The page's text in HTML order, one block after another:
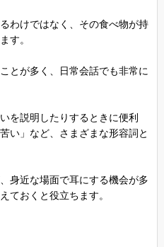
わけではなく、その食べ物が持
す。
とが多く、日常会話でも非常に
を説明したりするときに便利
い」など、さまざまな形容詞と
身近な場面で耳にする機会が多
ておくと役立ちます。